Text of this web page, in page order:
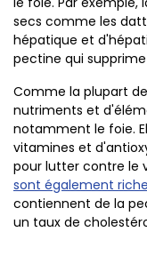
secs comme les
hépatique et
pectine qui
Comme la plupart
nutriments et
notamment le foie.
vitamines et
pour lutter contre le
sont également
contiennent de la
un taux de